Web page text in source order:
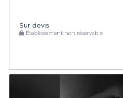
Sur devis
Établissement non réservable